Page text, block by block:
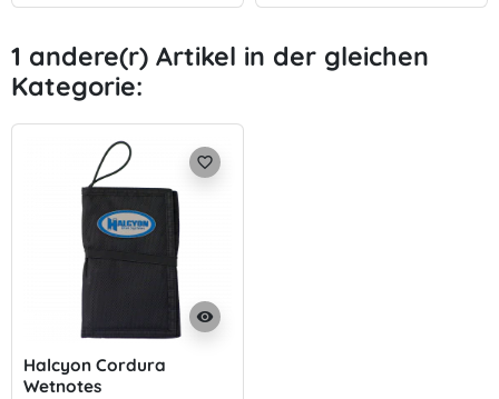
1 andere(r) Artikel in der gleichen
Kategorie:
visibility
favorite_border
Halcyon Cordura
Wetnotes